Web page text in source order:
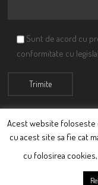
Sunt de acord cu
conformitate cu
© Ciutacu
Acest website foloseste
cu acest site sa fie cat
cu folosirea